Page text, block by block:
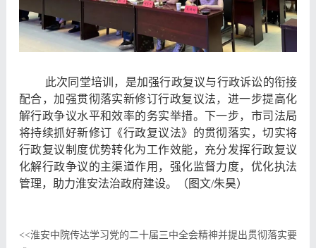
此次同堂培训，是加强行政复议与行政诉讼的衔接
配合，加强贯彻落实新修订行政复议法，进一步提高化
解行政争议水平和效率的务实举措。下一步，市司法局
将持续抓好新修订《行政复议法》的贯彻落实，切实将
行政复议制度优势转化为工作效能，充分发挥行政复议
化解行政争议的主渠道作用，强化监督力度，优化执法
管理，助力淮安法治政府建设。（图文/朱昊）
<<淮安中院传达学习党的二十届三中全会精神并提出贯彻落实要